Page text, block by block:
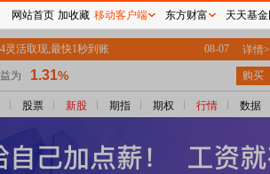
股票 新股 期指 期权 行情 数据
网站首页 加收藏 移动客户端 东方财富 天天基金